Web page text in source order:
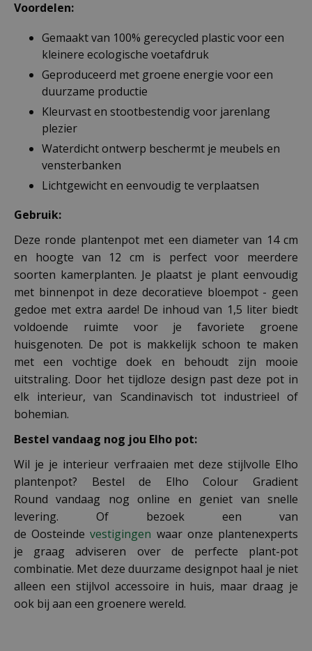
Voordelen:
Gemaakt van 100% gerecycled plastic voor een
kleinere ecologische voetafdruk
Geproduceerd met groene energie voor een
duurzame productie
Kleurvast en stootbestendig voor jarenlang
plezier
Waterdicht ontwerp beschermt je meubels en
vensterbanken
Lichtgewicht en eenvoudig te verplaatsen
Gebruik:
Deze ronde plantenpot met een diameter van 14 cm
en hoogte van 12 cm is perfect voor meerdere
soorten kamerplanten. Je plaatst je plant eenvoudig
met binnenpot in deze decoratieve bloempot - geen
gedoe met extra aarde! De inhoud van 1,5 liter biedt
voldoende ruimte voor je favoriete groene
huisgenoten. De pot is makkelijk schoon te maken
met een vochtige doek en behoudt zijn mooie
uitstraling. Door het tijdloze design past deze pot in
elk interieur, van Scandinavisch tot industrieel of
bohemian.
Bestel vandaag nog jou Elho pot:
Wil je je interieur verfraaien met deze stijlvolle Elho
plantenpot? Bestel de Elho Colour Gradient
Round vandaag nog online en geniet van snelle
levering. Of bezoek een van
de Oosteinde vestigingen waar onze plantenexperts
je graag adviseren over de perfecte plant-pot
combinatie. Met deze duurzame designpot haal je niet
alleen een stijlvol accessoire in huis, maar draag je
ook bij aan een groenere wereld.